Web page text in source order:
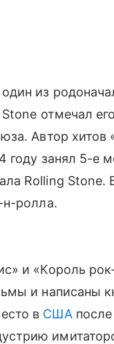
из
отмечал
Автор хитов
занял 5-е
Rolling
н-ролла.
и «Король
и написаны
в СШАпосле